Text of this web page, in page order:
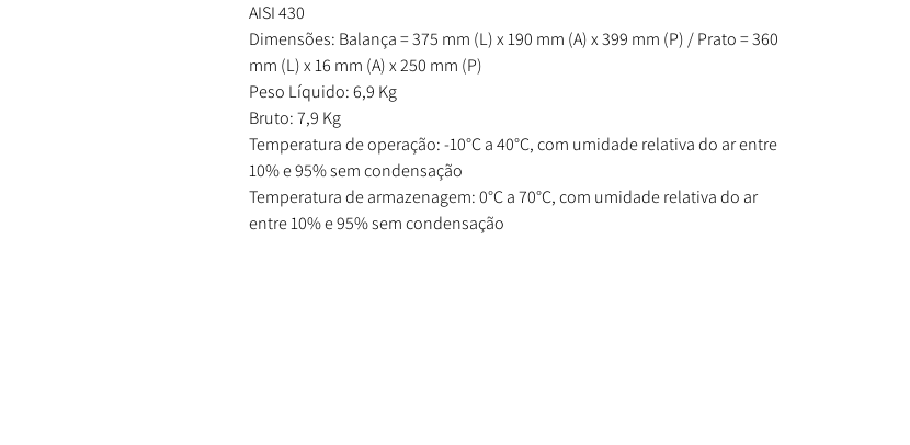
AISI 430
Dimensões: Balança = 375 mm (L) x 190 mm (A) x 399 mm (P) / Prato = 360
mm (L) x 16 mm (A) x 250 mm (P)
Peso Líquido: 6,9 Kg
Bruto: 7,9 Kg
Temperatura de operação: -10°C a 40°C, com umidade relativa do ar entre
10% e 95% sem condensação
Temperatura de armazenagem: 0°C a 70°C, com umidade relativa do ar
entre 10% e 95% sem condensação